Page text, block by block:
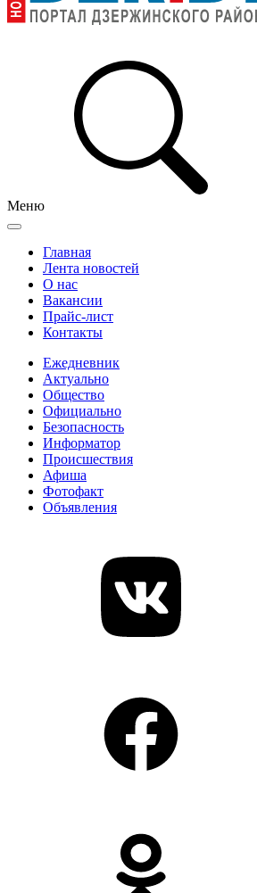
Меню
Главная
Лента новостей
О нас
Вакансии
Прайс-лист
Контакты
Ежедневник
Актуально
Общество
Официально
Безопасность
Информатор
Происшествия
Афиша
Фотофакт
Объявления